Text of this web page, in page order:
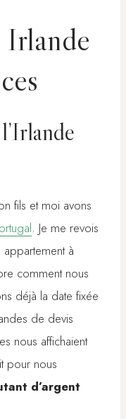
Irlande
fils et moi avons
. Je me revois
à
comment nous
déjà la date fixée
de devis
nous affichaient
pour nous
d’argent